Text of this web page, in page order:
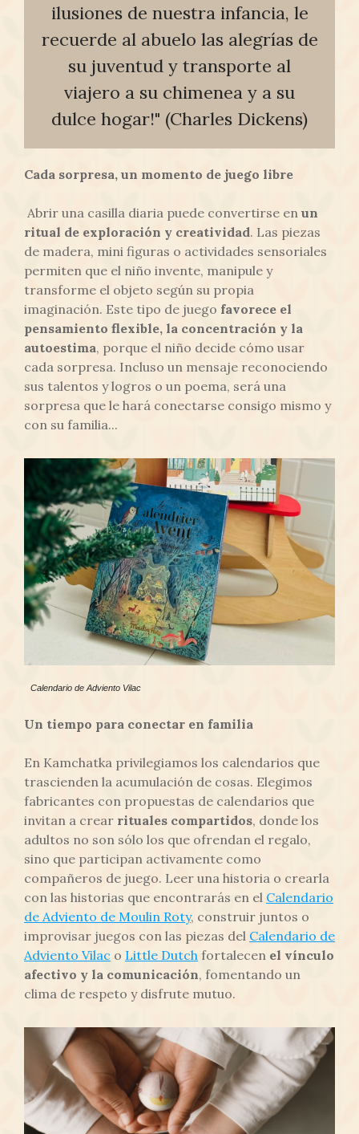
ilusiones de nuestra infancia, le
recuerde al abuelo las alegrías de
su juventud y transporte al
viajero a su chimenea y a su
dulce hogar!" (Charles Dickens)
Cada sorpresa, un momento de juego libre
Abrir una casilla diaria puede convertirse en un
ritual de exploración y creatividad. Las piezas
de madera, mini figuras o actividades sensoriales
permiten que el niño invente, manipule y
transforme el objeto según su propia
imaginación. Este tipo de juego favorece el
pensamiento flexible, la concentración y la
autoestima, porque el niño decide cómo usar
cada sorpresa. Incluso un mensaje reconociendo
sus talentos y logros o un poema, será una
sorpresa que le hará conectarse consigo mismo y
con su familia...
Calendario de Adviento Vilac
Un tiempo para conectar en familia
En Kamchatka privilegiamos los calendarios que
trascienden la acumulación de cosas. Elegimos
fabricantes con propuestas de calendarios que
invitan a crear rituales compartidos, donde los
adultos no son sólo los que ofrendan el regalo,
sino que participan activamente como
compañeros de juego. Leer una historia o crearla
con las historias que encontrarás en el Calendario
de Adviento de Moulin Roty, construir juntos o
improvisar juegos con las piezas del Calendario de
Adviento Vilac o Little Dutch fortalecen el vínculo
afectivo y la comunicación, fomentando un
clima de respeto y disfrute mutuo.